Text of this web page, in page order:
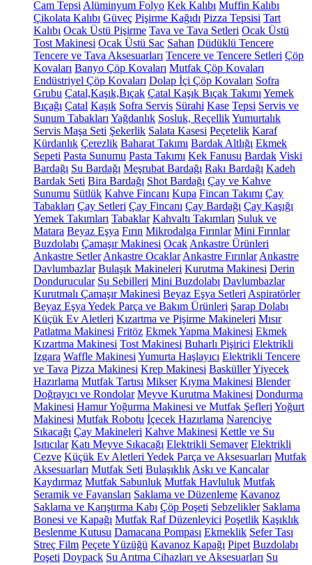
Cam Tepsi Alüminyum Folyo Kek Kalıbı Muffin Kalıbı
Çikolata Kalıbı Güveç Pişirme Kağıdı Pizza Tepsisi Tart
Kalıbı Ocak Üstü Pişirme Tava ve Tava Setleri Ocak Üstü
Tost Makinesi Ocak Üstü Sac Sahan Düdüklü Tencere
Tencere ve Tava Aksesuarları Tencere ve Tencere Setleri Çöp
Kovaları Banyo Çöp Kovaları Mutfak Çöp Kovaları
Endüstriyel Çöp Kovaları Dolap İçi Çöp Kovaları Sofra
Grubu Çatal,Kaşık,Bıçak Çatal Kaşık Bıçak Takımı Yemek
Bıçağı Çatal Kaşık Sofra Servis Sürahi Kase Tepsi Servis ve
Sunum Tabakları Yağdanlık Sosluk, ReçellikYumurtalık
Servis Maşa Seti Şekerlik Salata Kasesi Peçetelik Karaf
Kürdanlık Çerezlik Baharat Takımı Bardak Altlığı Ekmek
Sepeti Pasta Sunumu Pasta Takımı Kek Fanusu Bardak Viski
Bardağı Su Bardağı Meşrubat Bardağı Rakı Bardağı Kadeh
Bardak Seti Bira Bardağı Shot Bardağı Çay ve Kahve
Sunumu Sütlük Kahve Fincanı Kupa Fincan Takımı Çay
Tabakları Çay Setleri Çay Fincanı Çay Bardağı Çay Kaşığı
Yemek Takımları Tabaklar Kahvaltı Takımları Suluk ve
Matara Beyaz Eşya Fırın Mikrodalga Fırınlar Mini Fırınlar
Buzdolabı Çamaşır Makinesi Ocak Ankastre Ürünleri
Ankastre Setler Ankastre Ocaklar Ankastre Fırınlar Ankastre
Davlumbazlar Bulaşık Makineleri Kurutma Makinesi Derin
Dondurucular Su Sebilleri Mini Buzdolabı Davlumbazlar
Kurutmalı Çamaşır Makinesi Beyaz Eşya Setleri Aspiratörler
Beyaz Eşya Yedek Parça ve Bakım Ürünleri Şarap Dolabı
Küçük Ev Aletleri Kızartma ve Pişirme Makineleri Mısır
Patlatma Makinesi Fritöz Ekmek Yapma Makinesi Ekmek
Kızartma Makinesi Tost Makinesi Buharlı Pişirici Elektrikli
Izgara Waffle Makinesi Yumurta Haşlayıcı Elektrikli Tencere
ve Tava Pizza Makinesi Krep Makinesi BasküllerYiyecek
Hazırlama Mutfak Tartısı Mikser Kıyma Makinesi Blender
Doğrayıcı ve Rondolar Meyve Kurutma Makinesi Dondurma
Makinesi Hamur Yoğurma Makinesi ve Mutfak Şefleri Yoğurt
Makinesi Mutfak Robotu İçecek Hazırlama Narenciye
Sıkacağı Çay Makineleri Kahve Makinesi Kettle ve Su
Isıtıcılar Katı Meyve Sıkacağı Elektrikli Semaver Elektrikli
Cezve Küçük Ev Aletleri Yedek Parça ve Aksesuarları Mutfak
Aksesuarları Mutfak Seti Bulaşıklık Askı ve Kancalar
Kaydırmaz Mutfak Sabunluk Mutfak Havluluk Mutfak
Seramik ve Fayansları Saklama ve Düzenleme Kavanoz
Saklama ve Karıştırma Kabı Çöp Poşeti Sebzelikler Saklama
Bonesi ve Kapağı Mutfak Raf Düzenleyici Poşetlik Kaşıklık
Beslenme Kutusu Damacana Pompası Ekmeklik Sefer Tası
Streç Film Peçete Yüzüğü Kavanoz Kapağı Pipet Buzdolabı
Poşeti Doypack Su Arıtma Cihazları ve Aksesuarları Su